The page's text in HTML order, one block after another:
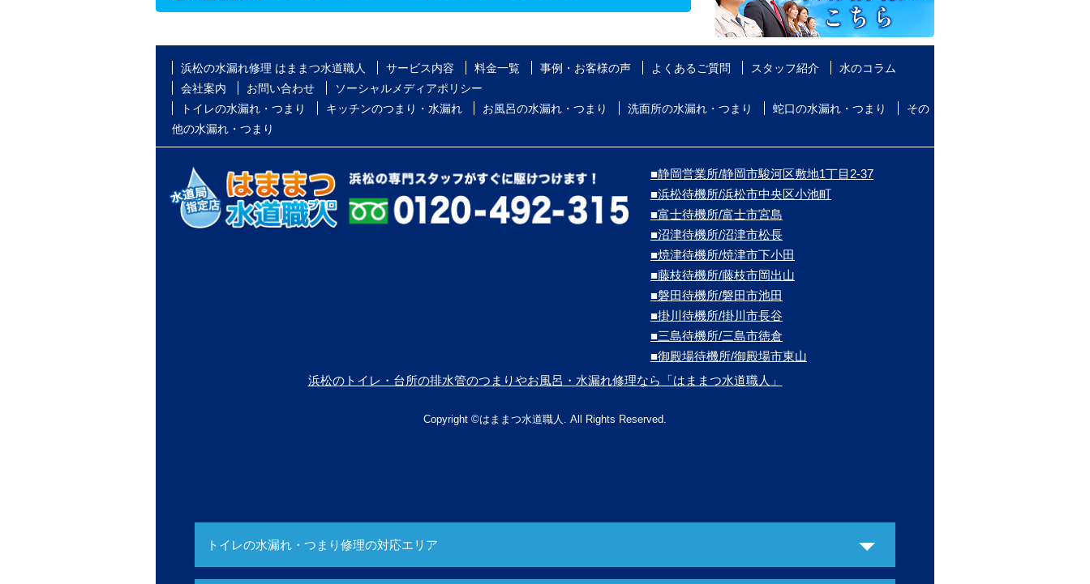
浜松の水漏れ修理 はままつ水道職人 サービス内容 料金一覧 事例・お客様の声 よくあるご質問 スタッフ紹介
水のコラム
会社案内
お問い合わせ
ソーシャルメディアポリシー
トイレの水漏れ・つまり
キッチンのつまり・水漏れ お風呂の水漏れ・つまり 洗面所の水漏れ・つまり 蛇口の水漏れ・つまり
その
他の水漏れ・つまり
■静岡営業所/静岡市駿河区敷地1丁目2-37
■浜松待機所/浜松市中央区小池町
■富士待機所/富士市宮島
■沼津待機所/沼津市松長
■焼津待機所/焼津市下小田
■藤枝待機所/藤枝市岡出山
■磐田待機所/磐田市池田
■掛川待機所/掛川市長谷
■三島待機所/三島市徳倉
■御殿場待機所/御殿場市東山
浜松のトイレ・台所の排水管のつまりやお風呂・水漏れ修理なら「はままつ水道職人」
Copyright ©はままつ水道職人. All Rights Reserved.
トイレの水漏れ・つまり修理の対応エリア